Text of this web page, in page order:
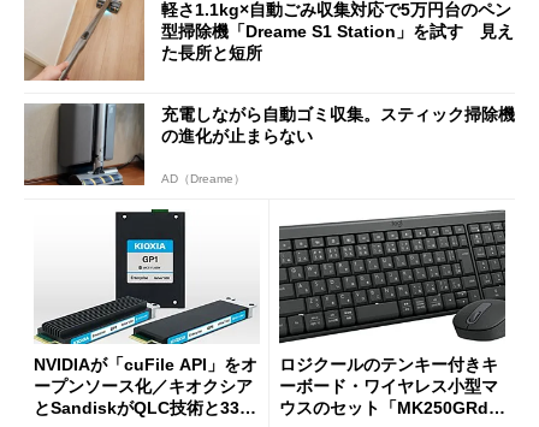
軽さ1.1kg×自動ごみ収集対応で5万円台のペン
型掃除機「Dreame S1 Station」を試す 見え
た長所と短所
充電しながら自動ゴミ収集。スティック掃除機
の進化が止まらない
AD（Dreame）
NVIDIAが「cuFile API」をオ
ープンソース化／キオクシア
とSandiskがQLC技術と332
ロジクールのテンキー付きキ
ーボード・ワイヤレス小型マ
ウスのセット「MK250GRd」